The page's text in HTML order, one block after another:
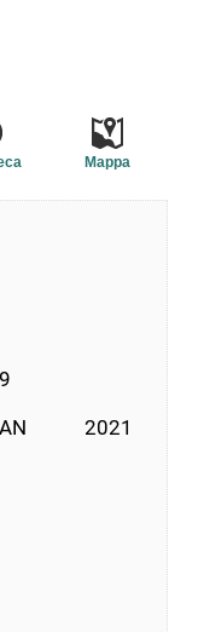
Mappa
2021